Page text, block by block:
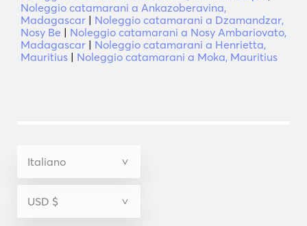
Noleggio catamarani a Ankazoberavina,
Madagascar | Noleggio catamarani a Dzamandzar,
Nosy Be | Noleggio catamarani a Nosy Ambariovato,
Madagascar | Noleggio catamarani a Henrietta,
Mauritius | Noleggio catamarani a Moka, Mauritius